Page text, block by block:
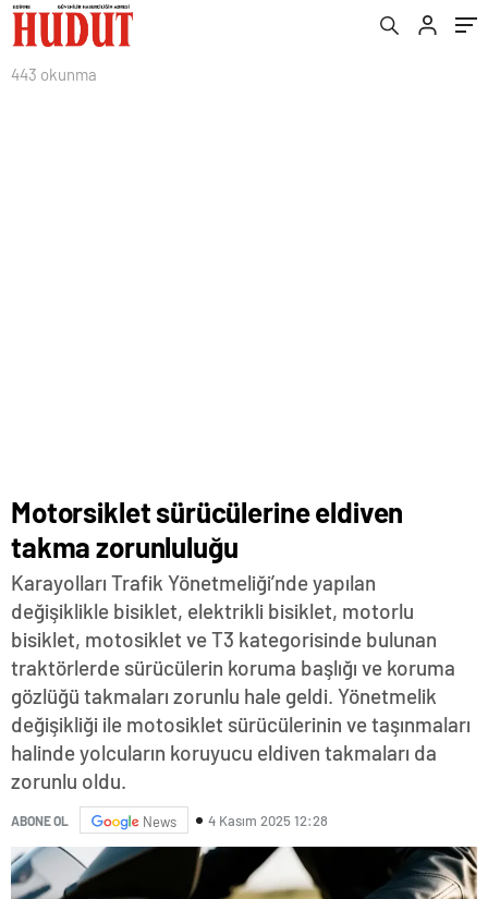
443 okunma
Motorsiklet sürücülerine eldiven
takma zorunluluğu
Karayolları Trafik Yönetmeliği’nde yapılan
değişiklikle bisiklet, elektrikli bisiklet, motorlu
bisiklet, motosiklet ve T3 kategorisinde bulunan
traktörlerde sürücülerin koruma başlığı ve koruma
gözlüğü takmaları zorunlu hale geldi. Yönetmelik
değişikliği ile motosiklet sürücülerinin ve taşınmaları
halinde yolcuların koruyucu eldiven takmaları da
zorunlu oldu.
ABONE OL News 4 Kasım 2025 12:28